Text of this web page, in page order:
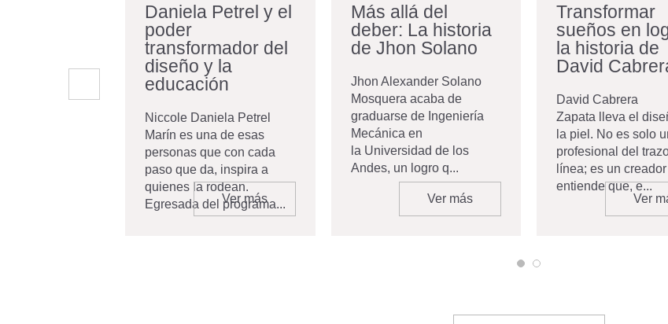
Superior se
Daniela Petrel y el
poder
transformador del
diseño y la
educación
Niccole Daniela Petrel
Marín es una de esas
personas que con cada
paso que da, inspira a
quienes la rodean.
Egresada del programa...
Ver más
Más allá del
deber: La historia
de Jhon Solano
Jhon Alexander Solano
Mosquera acaba de
graduarse de Ingeniería
Mecánica en
la Universidad de los
Andes, un logro q...
Ver más
Transformar
sueños en
la historia de
David
David Cabrera
Zapata lleva el
la piel. No es solo
profesional del
línea; es un
entiende que, e...
Ver